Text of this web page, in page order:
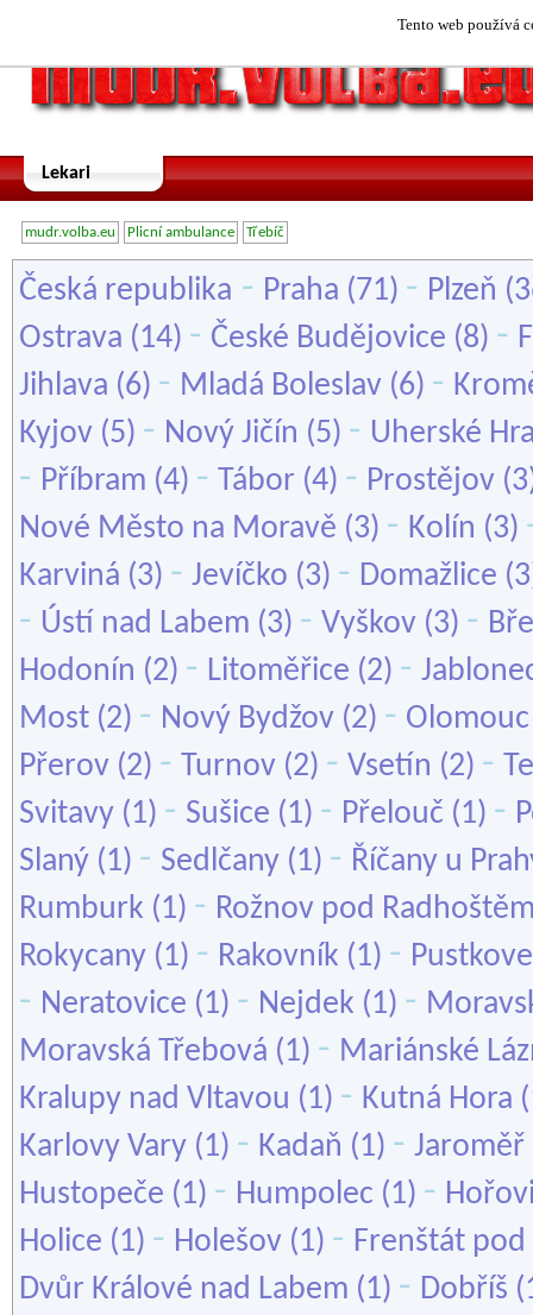
Tento web používá
Lekari
mudr.volba.eu Plicní ambulance Třebíč
Česká republika - Praha (71) - Plzeň
Ostrava (14) - České Budějovice (8) -
Jihlava (6) - Mladá Boleslav (6) -
Kyjov (5) - Nový Jičín (5) - Uherské
- Příbram (4) - Tábor (4) - Prostějov
Nové Město na Moravě (3) - Kolín (3)
Karviná (3) - Jevíčko (3) - Domažlice
- Ústí nad Labem (3) - Vyškov (3) -
Hodonín (2) - Litoměřice (2) -
Most (2) - Nový Bydžov (2) - Olomouc
Přerov (2) - Turnov (2) - Vsetín (2) -
Svitavy (1) - Sušice (1) - Přelouč (1) -
Slaný (1) - Sedlčany (1) - Říčany u
Rumburk (1) - Rožnov pod
Rokycany (1) - Rakovník (1) -
- Neratovice (1) - Nejdek (1) -
Moravská Třebová (1) - Mariánské
Kralupy nad Vltavou (1) - Kutná Hora
Karlovy Vary (1) - Kadaň (1) - Jaroměř
Hustopeče (1) - Humpolec (1) -
Holice (1) - Holešov (1) - Frenštát
Dvůr Králové nad Labem (1) - Dobříš